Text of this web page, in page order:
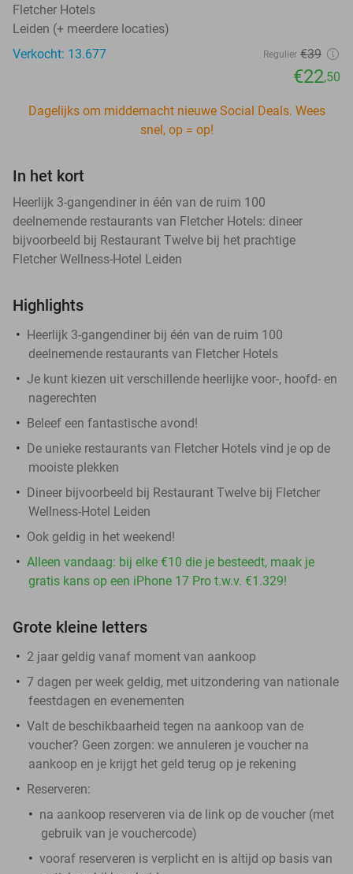
Fletcher Hotels
Leiden (+ meerdere locaties)
Verkocht: 13.677
Regulier €39
€22,50
Dagelijks om middernacht nieuwe Social Deals. Wees
snel, op = op!
In het kort
Heerlijk 3-gangendiner in één van de ruim 100
deelnemende restaurants van Fletcher Hotels: dineer
bijvoorbeeld bij Restaurant Twelve bij het prachtige
Fletcher Wellness-Hotel Leiden
Highlights
Heerlijk 3-gangendiner bij één van de ruim 100
deelnemende restaurants van Fletcher Hotels
Je kunt kiezen uit verschillende heerlijke voor-, hoofd- en
nagerechten
Beleef een fantastische avond!
De unieke restaurants van Fletcher Hotels vind je op de
mooiste plekken
Dineer bijvoorbeeld bij Restaurant Twelve bij Fletcher
Wellness-Hotel Leiden
Ook geldig in het weekend!
Alleen vandaag: bij elke €10 die je besteedt, maak je
gratis kans op een iPhone 17 Pro t.w.v. €1.329!
Grote kleine letters
2 jaar geldig vanaf moment van aankoop
7 dagen per week geldig, met uitzondering van nationale
feestdagen en evenementen
Valt de beschikbaarheid tegen na aankoop van de
voucher? Geen zorgen: we annuleren je voucher na
aankoop en je krijgt het geld terug op je rekening
Reserveren:
na aankoop reserveren via de link op de voucher (met
gebruik van je vouchercode)
vooraf reserveren is verplicht en is altijd op basis van